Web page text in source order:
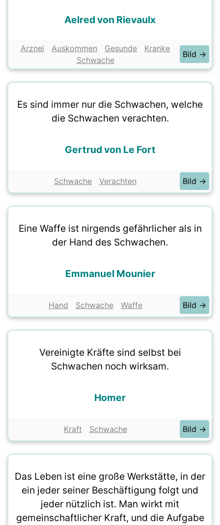
Aelred von Rievaulx
Arznei Auskommen Gesunde
Kranke
Schwache
Bild →
Es sind immer nur die Schwachen, welche
die Schwachen verachten.
Gertrud von Le Fort
Schwache Verachten Bild →
Eine Waffe ist nirgends gefährlicher als in
der Hand des Schwachen.
Emmanuel Mounier
Hand Schwache Waffe Bild →
Vereinigte Kräfte sind selbst bei
Schwachen noch wirksam.
Homer
Kraft Schwache Bild →
Das Leben ist eine große Werkstätte, in der
ein jeder seiner Beschäftigung folgt und
jeder nützlich ist. Man wirkt mit
gemeinschaftlicher Kraft, und die Aufgabe